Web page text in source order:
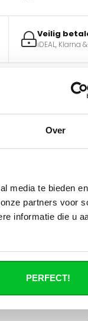
Over
media te bieden
partners voor
informatie die u
PERFECT!
Veilig
iDEAL, Klarna
Wanneer
Veelgestelde
product ?
al je vragen